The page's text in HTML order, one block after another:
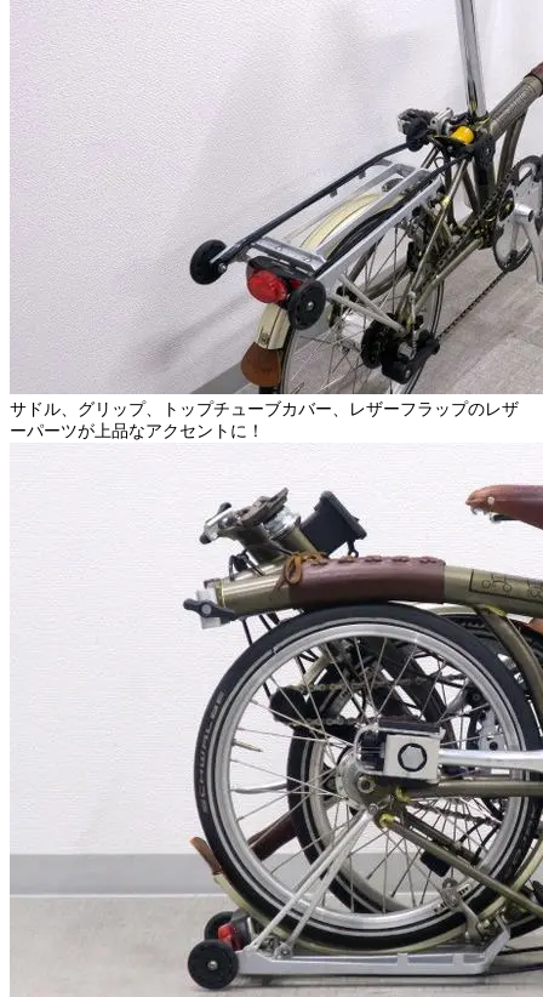
サドル、グリップ、トップチューブカバー、レザーフラップのレザ
ーパーツが上品なアクセントに！